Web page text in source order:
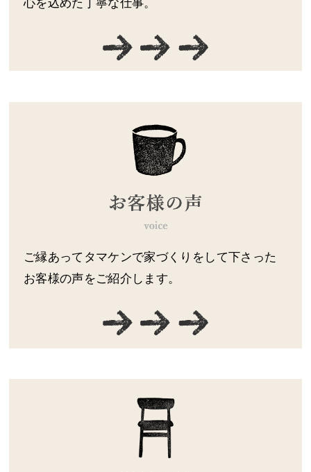
心を込めた丁寧な仕事。
ご縁あってタマケンで家づくりをして下さった
お客様の声をご紹介します。